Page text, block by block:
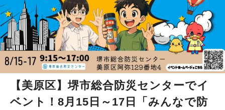
【美原区】堺市総合防災センターでイ
ベント！8月15日～17日「みんなで防